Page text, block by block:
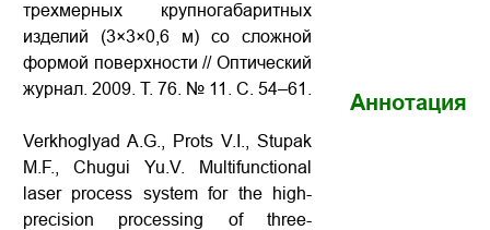
трехмерных крупногабаритных
изделий (3×3×0,6 м) со сложной
формой поверхности // Оптический
журнал. 2009. Т. 76. № 11. С. 54–61.
Verkhoglyad A.G., Prots V.I., Stupak
M.F., Chugui Yu.V. Multifunctional
laser process system for the high-
precision processing of three-
Аннотация